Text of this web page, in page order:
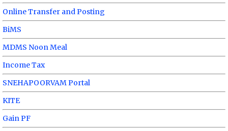
Online Transfer and Posting
BiMS
MDMS Noon Meal
Income Tax
SNEHAPOORVAM Portal
KITE
Gain PF